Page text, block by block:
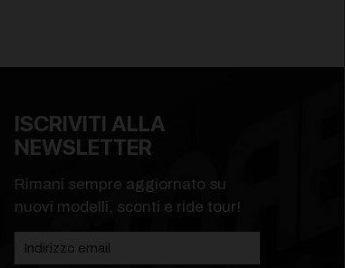
ISCRIVITI ALLA
NEWSLETTER
Rimani sempre aggiornato su
nuovi modelli, sconti e ride tour!